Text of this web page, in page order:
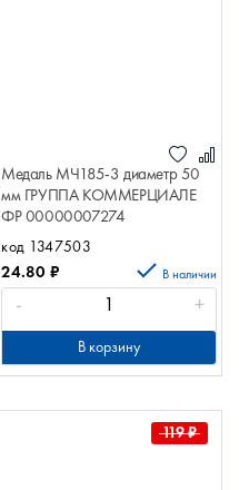
Медаль МЧ185-3 диаметр 50
мм ГРУППА КОММЕРЦИАЛЕ
ФР 00000007274
код 1347503
24.80 ₽ В наличии
- +
В корзину
119₽